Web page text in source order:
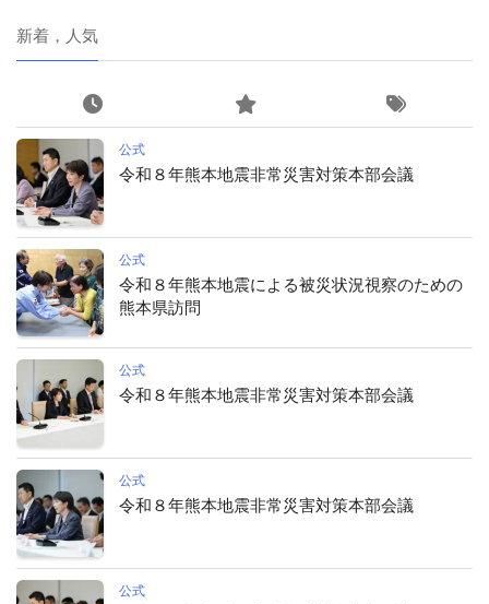
新着，人気
公式
令和８年熊本地震非常災害対策本部会議
公式
令和８年熊本地震による被災状況視察のための
熊本県訪問
公式
令和８年熊本地震非常災害対策本部会議
公式
令和８年熊本地震非常災害対策本部会議
公式